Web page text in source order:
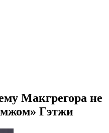
Макгрегора не
Гэтжи